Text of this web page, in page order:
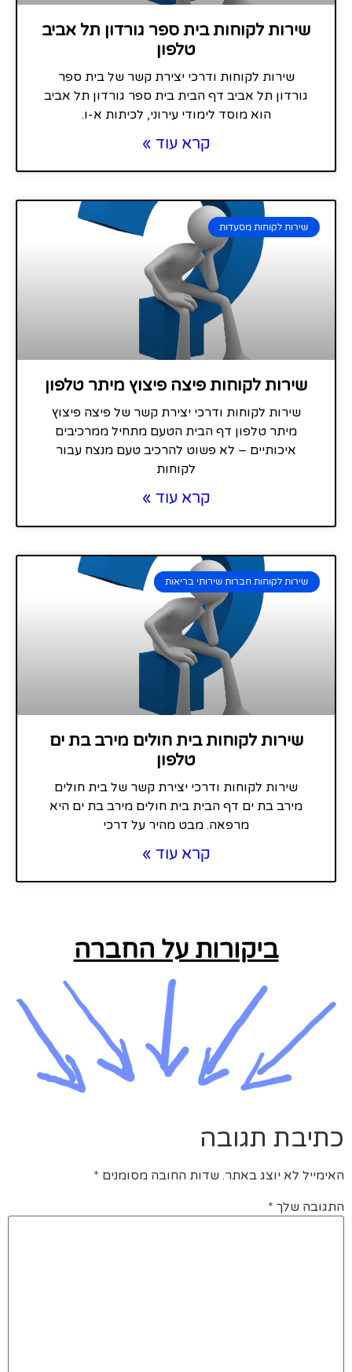
שירות לקוחות בית ספר גורדון תל אביב
טלפון
שירות לקוחות ודרכי יצירת קשר של בית ספר
גורדון תל אביב דף הבית בית ספר גורדון תל אביב
הוא מוסד לימודי עירוני, לכיתות א-ו.
קרא עוד »
שירות לקוחות מסעדות
שירות לקוחות פיצה פיצוץ מיתר טלפון
שירות לקוחות ודרכי יצירת קשר של פיצה פיצוץ
מיתר טלפון דף הבית הטעם מתחיל ממרכיבים
איכותיים – לא פשוט להרכיב טעם מנצח עבור
לקוחות
קרא עוד »
שירות לקוחות חברות שירותי בריאות
שירות לקוחות בית חולים מירב בת ים
טלפון
שירות לקוחות ודרכי יצירת קשר של בית חולים
מירב בת ים דף הבית בית חולים מירב בת ים היא
מרפאה. מבט מהיר על דרכי
קרא עוד »
ביקורות על החברה
כתיבת תגובה
האימייל לא יוצג באתר. שדות החובה מסומנים *
התגובה שלך *